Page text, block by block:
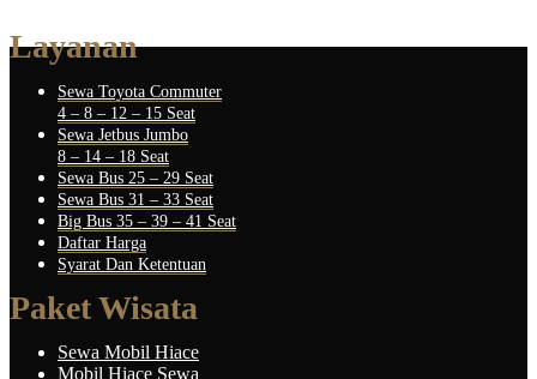
Layanan
Sewa Toyota Commuter
4 – 8 – 12 – 15 Seat
Sewa Jetbus Jumbo
8 – 14 – 18 Seat
Sewa Bus 25 – 29 Seat
Sewa Bus 31 – 33 Seat
Big Bus 35 – 39 – 41 Seat
Daftar Harga
Syarat Dan Ketentuan
Paket Wisata
Sewa Mobil Hiace
Mobil Hiace Sewa